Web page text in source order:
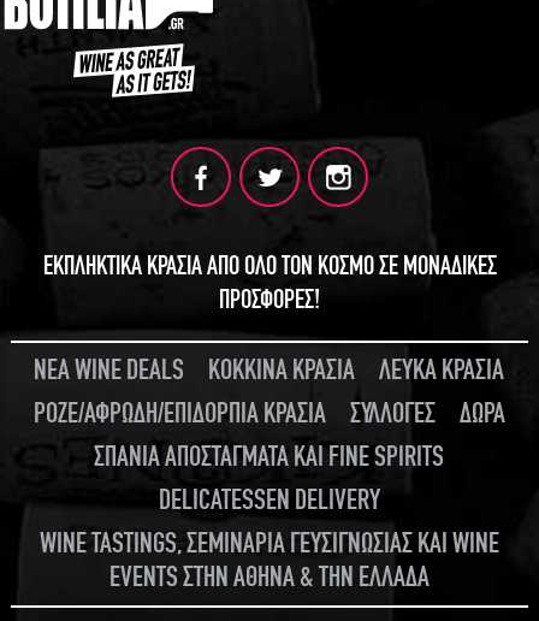
ΕΚΠΛΗΚΤΙΚΑ ΚΡΑΣΙΑ ΑΠΟ ΟΛΟ ΤΟΝ ΚΟΣΜΟ ΣΕ ΜΟΝΑΔΙΚΕΣ
ΠΡΟΣΦΟΡΕΣ!
ΝΕΑ WINE DEALS ΚΟΚΚΙΝΑ ΚΡΑΣΙΑ
ΛΕΥΚΑ ΚΡΑΣΙΑ
ΡΟΖΕ/ΑΦΡΩΔΗ/ΕΠΙΔΟΡΠΙΑ ΚΡΑΣΙΑ
ΣΥΛΛΟΓΕΣ
ΔΩΡΑ
ΣΠΑΝΙΑ ΑΠΟΣΤΑΓΜΑΤΑ ΚΑΙ FINE SPIRITS
DELICATESSEN DELIVERY
WINE TASTINGS, ΣΕΜΙΝΑΡΙΑ ΓΕΥΣΙΓΝΩΣΙΑΣ ΚΑΙ WINE
EVENTS ΣΤΗΝ ΑΘΗΝΑ & ΤΗΝ ΕΛΛΑΔΑ